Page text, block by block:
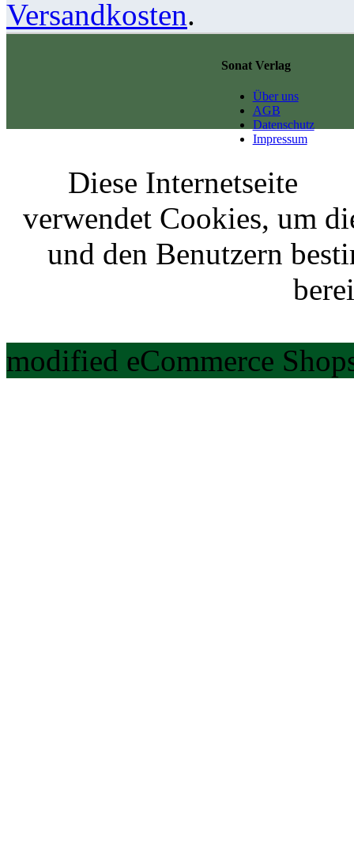
Versandkosten.
Sonat Verlag
Über uns
AGB
Datenschutz
Impressum
Diese Internetseite
verwendet Cookies, um
und den Benutzern
modified eCommerce